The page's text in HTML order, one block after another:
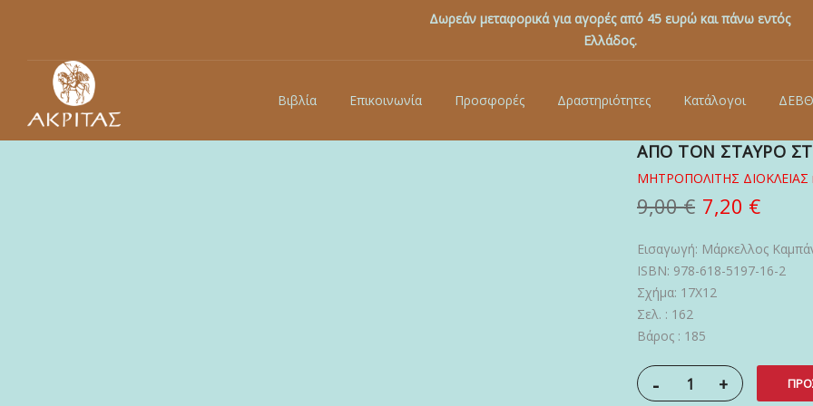
Δωρεάν μεταφορικά για αγορές από 45 ευρώ και πάνω εντός
Ελλάδος.
Βιβλία Επικοινωνία Προσφορές Δραστηριότητες Κατάλογοι ΔΕΒΘ
ΑΠΟ ΤΟΝ ΣΤΑΥΡΟ
ΜΗΤΡΟΠΟΛΙΤΗΣ ΔΙΟΚΛΕΙΑΣ
7,20 €
9,00 €
Εισαγωγή: Μάρκελλος
ISBN: 978-618-5197-16-2
Σχήμα: 17Χ12
Σελ. : 162
Βάρος : 185
- +